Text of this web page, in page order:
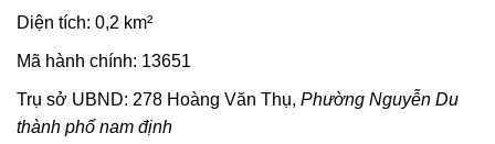
Diện tích: 0,2 km²
Mã hành chính: 13651
Trụ sở UBND: 278 Hoàng Văn Thụ, Phường Nguyễn Du
thành phố nam định